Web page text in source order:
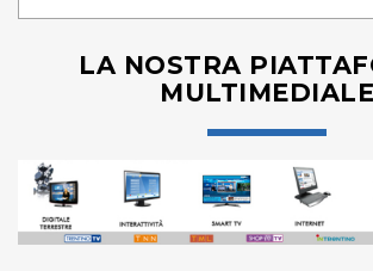
LA NOSTRA
MULTIMEDIALE